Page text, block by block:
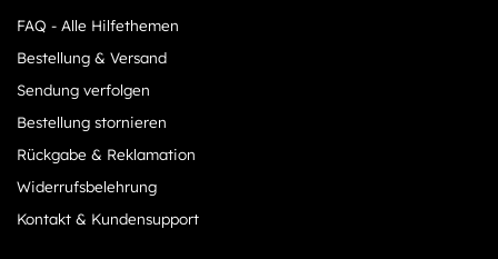
FAQ - Alle Hilfethemen
Bestellung & Versand
Sendung verfolgen
Bestellung stornieren
Rückgabe & Reklamation
Widerrufsbelehrung
Kontakt & Kundensupport